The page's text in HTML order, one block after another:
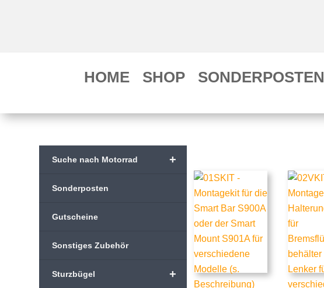
HOME SHOP SONDERPOSTEN
+
Suche nach Motorrad
Sonderposten
Gutscheine
Sonstiges Zubehör
+
Sturzbügel